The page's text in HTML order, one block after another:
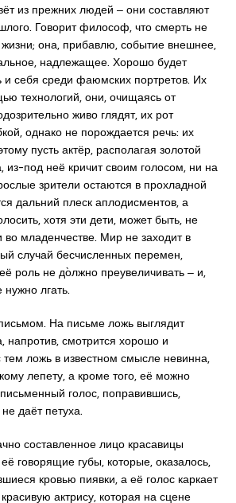
из прежних людей ‒ они составляют
Говорит философ, что смерть не
она, прибавлю, событие внешнее,
надлежащее. Хорошо будет
и себя среди фаюмских портретов. Их
технологий, они, очищаясь от
живо глядят, их рот
однако не порождается речь: их
пусть актёр, располагая золотой
из-под неё кричит своим голосом, ни на
зрители остаются в прохладной
дальний плеск аплодисментов, а
хотя эти дети, может быть, не
младенчестве. Мир не заходит в
случай бесчисленных перемен,
роль не до̀лжно преувеличивать ‒ и,
нужно лгать.
На письме ложь выглядит
напротив, смотрится хорошо и
тем ложь в известном смысле невинна,
лепету, а кроме того, её можно
голос, поправившись,
даёт петуха.
составленное лицо красавицы
говорящие губы, которые, оказалось,
кровью пиявки, а её голос каркает
актрису, которая на сцене